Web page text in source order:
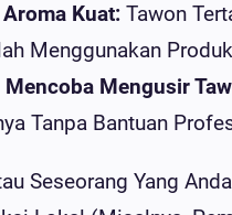
Kuat: Tawon
Menggunakan
Mengusir
Tanpa Bantuan
Seseorang Yang